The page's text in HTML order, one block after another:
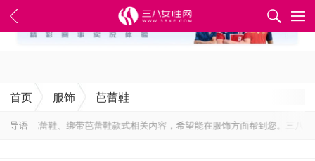
✕
首页 服饰 芭蕾鞋
导语
带芭蕾鞋、​绑带芭蕾鞋款式相关内容，希望能在服饰方面帮到您。三八